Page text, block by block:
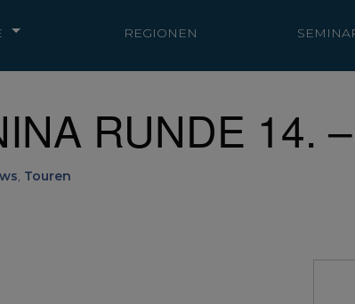
REGIONEN
RUNDE 14.
, Touren